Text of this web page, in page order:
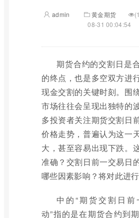
admin 黄金期货
08-31 00:04:54
期货合约的交割日是
的终点，也是多空双方进
现金交割的关键时刻。围
市场往往会呈现出独特的
多投资者关注期货交割日
价格走势，普遍认为这一
大，甚至容易出现下跌。
准确？交割日前一交易日
哪些因素影响？将对此进行
中的“期货交割日前
动”指的是在期货合约到